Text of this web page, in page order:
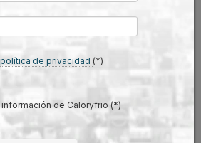
política de privacidad (*)
de Caloryfrio (*)